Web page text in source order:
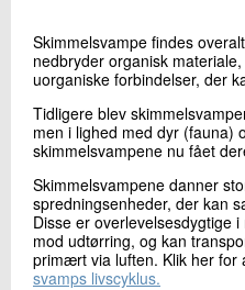
Jeg er din
Annette Hjorthøj Aagaard
Faglig leder
Træ og Biomaterialer
Skimmelsvampe findes
nedbryder organisk
uorganiske forbindelser, der
Tidligere blev
men i lighed med dyr (fauna)
skimmelsvampene nu fået
Skimmelsvampene danner
sprednings­enheder, der kan
Disse er overlevel­ses­dygtige
mod udtørring, og kan
primært via luften. Klik her for
svamps livscyklus.